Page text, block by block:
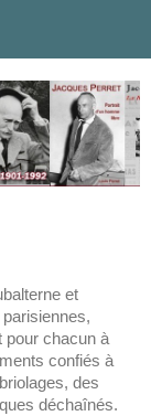
et
pour chacun à
confiés à
des
déchaînés.